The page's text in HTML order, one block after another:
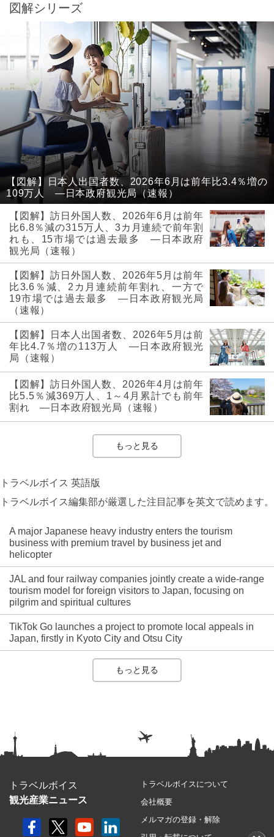
図解シリーズ
【図解】日本人出国者数、2026年6月は前年比3.4％増の
109万人 ―日本政府観光局（速報）
【図解】訪日外国人数、2026年6月は前年
比6.8％減の315万人、3カ月連続で前年割
れも、15市場では過去最多 ―日本政府
観光局（速報）
【図解】訪日外国人数、2026年5月は前年
比3.6％減、2カ月連続前年割れ、一方で
19市場では過去最多 ―日本政府観光局
（速報）
【図解】日本人出国者数、2026年5月は前
年比4.7％増の113万人 ―日本政府観光
局（速報）
【図解】訪日外国人数、2026年4月は前年
比5.5％減369万人、1～4月累計でも前年
割れ ―日本政府観光局（速報）
もっと見る
トラベルボイス 英語版
トラベルボイス編集部が厳選した注目記事を英文で読めます。
A major Japanese heavy industry enters the tourism
business with premium travel by business jet and
helicopter
JAL and four railway companies jointly create a wide-range
tourism model for foreign visitors to Japan, focusing on
pilgrim and spiritual cultures
TikTok Go launches a project to promote local appeals in
Japan, firstly in Kyoto City and Otsu City
もっと見る
トラベルボイス
観光産業ニュース
トラベルボイスについて
会社概要
メルマガの登録・解除